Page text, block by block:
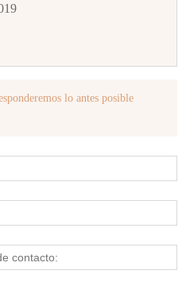
lo antes posible